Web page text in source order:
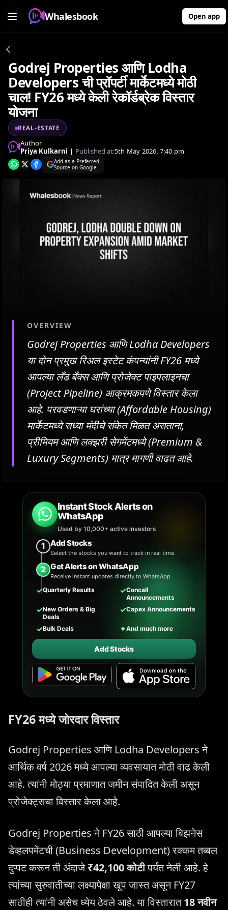
Whalesbook Open app
Godrej Properties आणि Lodha
Developers ची प्रॉपर्टी मार्केटमध्ये मोठी
चाल! FY26 मध्ये केली रेकॉर्डब्रेक विस्तार
योजना
REAL-ESTATE
Author
Priya Kulkarni | Published at:5th May 2026, 7:40 pm
Add as a Preferred
Source on Google
OVERVIEW
Godrej Properties आणि Lodha Developers
या दोन प्रमुख रिअल इस्टेट कंपन्यांनी FY26 मध्ये
आपल्या लँड बँक्स आणि प्रोजेक्ट पाइपलाइनचा
(Project Pipeline) आक्रमकपणे विस्तार केला
आहे. परवडणाऱ्या घरांच्या (Affordable Housing)
मार्केटमध्ये सध्या मंदीचे संकेत मिळत असताना,
प्रीमियम आणि लक्झरी सेगमेंटमध्ये (Premium &
Luxury Segments) मात्र मागणी वाढत आहे.
Instant Stock Alerts on
WhatsApp
Used by 10,000+ active investors
1 Add Stocks
Select the stocks you want to track in real time.
2 Get Alerts on WhatsApp
Receive instant updates directly to WhatsApp.
✓Quarterly Results ✓Concall
Announcements
✓New Orders & Big
Deals
✓Capex Announcements
✓Bulk Deals ✦And much more
Add Stocks
FY26 मध्ये जोरदार विस्तार
Godrej Properties आणि Lodha Developers ने
आर्थिक वर्ष 2026 मध्ये आपल्या व्यवसायात मोठी वाढ केली
आहे. त्यांनी मोठ्या प्रमाणात जमीन संपादित केली असून
प्रोजेक्ट्सचा विस्तार केला आहे.
Godrej Properties ने FY26 साठी आपल्या बिझनेस
डेव्हलपमेंटची (Business Development) रक्कम तब्बल
दुप्पट करून ती अंदाजे₹42,100 कोटीपर्यंत नेली आहे. हे
त्यांच्या सुरुवातीच्या लक्ष्यापेक्षा खूप जास्त असून FY27
साठीही त्यांनी असेच ध्येय ठेवले आहे. या विस्तारात18 नवीन